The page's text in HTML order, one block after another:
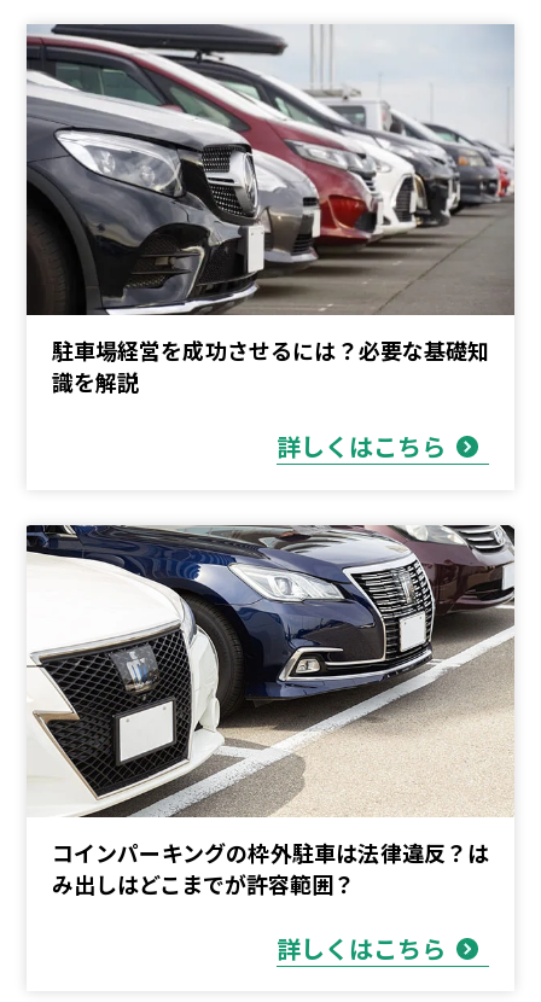
駐車場経営を成功させるには？必要な基礎知
識を解説
詳しくはこちら
コインパーキングの枠外駐車は法律違反？は
み出しはどこまでが許容範囲？
詳しくはこちら